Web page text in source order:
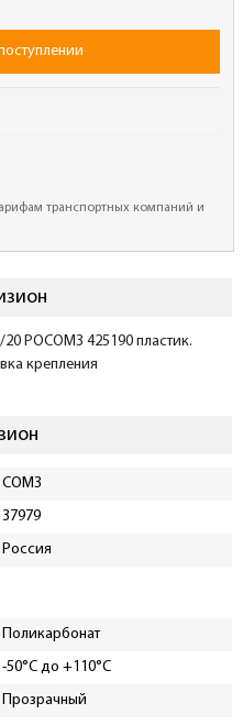
транспортных компаний и
РОСОМЗ 425190 пластик.
крепления
СОМЗ
37979
Россия
Поликарбонат
-50°C до +110°C
Прозрачный